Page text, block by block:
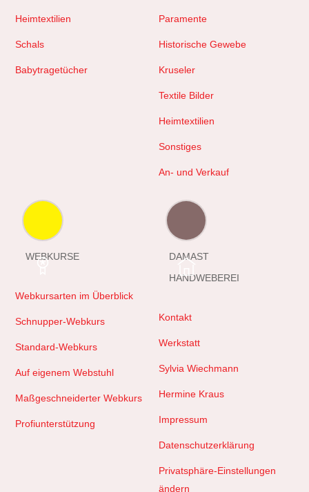
Heimtextilien
Schals
Babytragetücher
Paramente
Historische Gewebe
Kruseler
Textile Bilder
Heimtextilien
Sonstiges
An- und Verkauf
WEBKURSE
Webkursarten im Überblick
Schnupper-Webkurs
Standard-Webkurs
Auf eigenem Webstuhl
Maßgeschneiderter Webkurs
Profiunterstützung
DAMAST
HANDWEBEREI
Kontakt
Werkstatt
Sylvia Wiechmann
Hermine Kraus
Impressum
Datenschutzerklärung
Privatsphäre-Einstellungen
ändern